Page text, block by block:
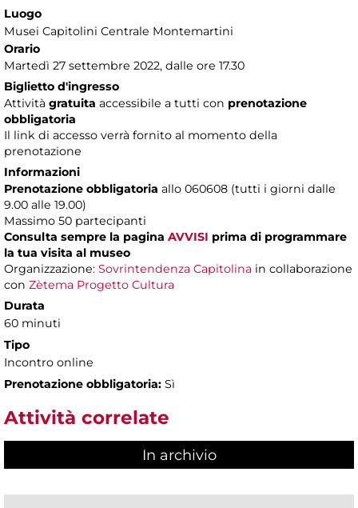
Luogo
Musei Capitolini Centrale Montemartini
Orario
Martedì 27 settembre 2022, dalle ore 17.30
Biglietto d'ingresso
Attività gratuita accessibile a tutti con prenotazione
obbligatoria
Il link di accesso verrà fornito al momento della
prenotazione
Informazioni
Prenotazione obbligatoria allo 060608 (tutti i giorni dalle
9.00 alle 19.00)
Massimo 50 partecipanti
Consulta sempre la pagina AVVISI prima di programmare
la tua visita al museo
Organizzazione: Sovrintendenza Capitolina in collaborazione
con Zètema Progetto Cultura
Durata
60 minuti
Tipo
Incontro online
Prenotazione obbligatoria: Sì
Attività correlate
In archivio